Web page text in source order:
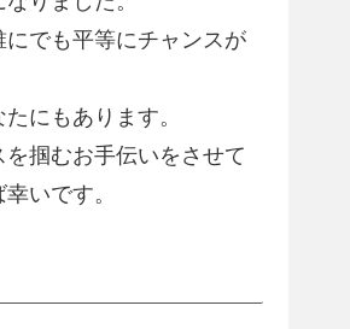
にでも平等にチャンスが
にもあります。
を掴むお手伝いをさせて
いです。